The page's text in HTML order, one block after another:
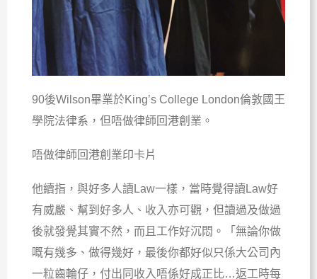
90後Wilson畢業於King’s College London倫敦國王
學院法律系，但唔做律師回港創業。
唔做律師回港創業印卡片
他續指，與好多人讀Law一樣，當時覺得讀Law好
有威嚴、幫到好多人、收入亦可觀，但讀過及做過
後就發覺其實不然，而且工作好沉悶。「無論你做
嘅有幾多、做得幾好，最後你都好似只係大公司內
一粒齒輪仔，付出同收入唔係好成正比…返工時每